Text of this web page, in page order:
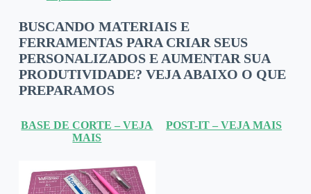
BUSCANDO MATERIAIS E
FERRAMENTAS PARA CRIAR SEUS
PERSONALIZADOS E AUMENTAR SUA
PRODUTIVIDADE? VEJA ABAIXO O QUE
PREPARAMOS
BASE DE CORTE – VEJA
MAIS
POST-IT – VEJA MAIS